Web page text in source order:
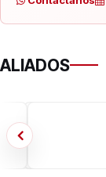
ALIADOS